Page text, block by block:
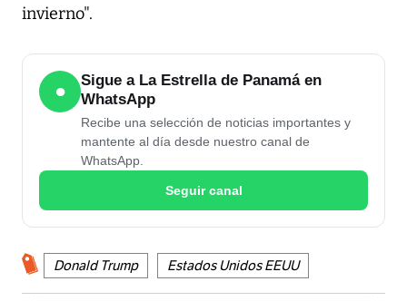
invierno".
●
Sigue a La Estrella de Panamá en
WhatsApp
Recibe una selección de noticias importantes y
mantente al día desde nuestro canal de
WhatsApp.
Seguir canal
Donald Trump Estados Unidos EEUU